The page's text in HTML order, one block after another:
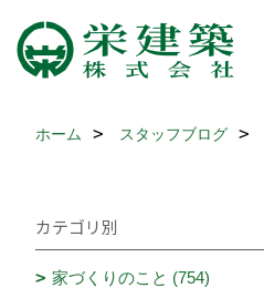
ホーム スタッフブログ
カテゴリ別
家づくりのこと (754)